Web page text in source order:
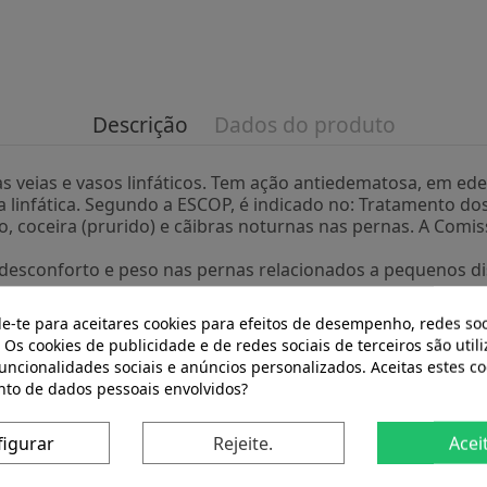
Descrição Dados do produto
e vasos linfáticos. Tem ação antiedematosa, em
Segundo a ESCOP, é indicado no: Tratamento
(prurido) e cãibras noturnas nas pernas. A
e peso nas pernas relacionados a pequenos
superficiais e entorses.
de utilização: Tomar 3 a 6 cápsulas por dia.
também compraram:
te para aceitares cookies para efeitos de desempenho, redes
cookies de publicidade e de redes sociais de terceiros são
sociais e anúncios personalizados. Aceitas estes
de dados pessoais envolvidos?
Rejeite.